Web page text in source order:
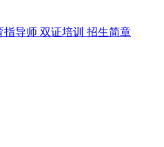
导师 双证培训 招生简章